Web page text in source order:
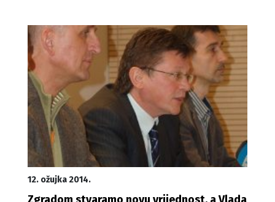
12. ožujka 2014.
Zgradom stvaramo novu vrijednost, a Vlada